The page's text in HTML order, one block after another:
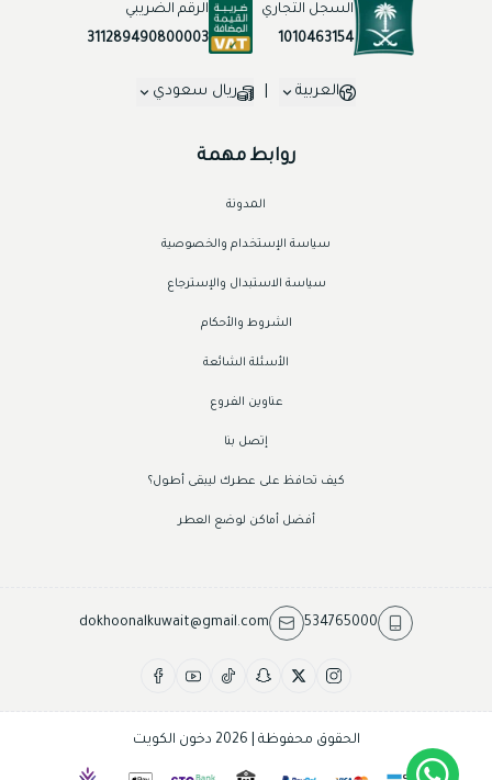
روابط مهمة
المدونة
سياسة الإستخدام والخصوصية
سياسة الاستبدال والإسترجاع
الشروط والأحكام
الأسئلة الشائعة
عناوين الفروع
إتصل بنا
كيف تحافظ على عطرك ليبقى أطول؟
أفضل أماكن لوضع العطر
السجل التجاري
1010463154
الرقم الضريبي
311289490800003
العربية ريال سعودي
534765000
dokhoonalkuwait@gmail.com
الحقوق محفوظة | 2026 دخون الكويت